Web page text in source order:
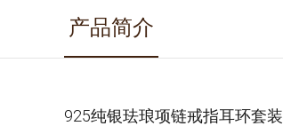
产品简介
925纯银珐琅项链戒指耳环套装